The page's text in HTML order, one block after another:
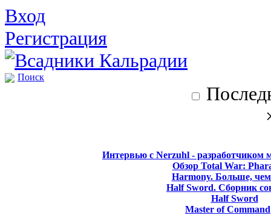
Вход
Регистрация
Поиск
Интервью с Nerzuhl - разработчиком
Обзор Total War:
Harmony. Больше,
Half Sword. Сборник
Half Sword
Master of Command